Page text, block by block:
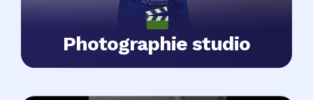
Photographie studio